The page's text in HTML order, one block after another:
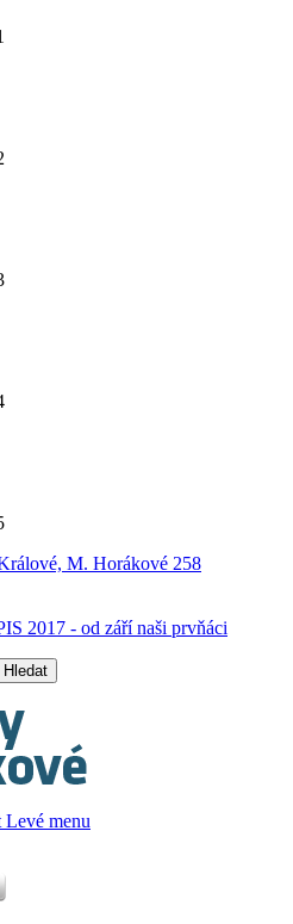
M. Horákové 258
2017 - od září naši prvňáci
Hledat
Levé menu